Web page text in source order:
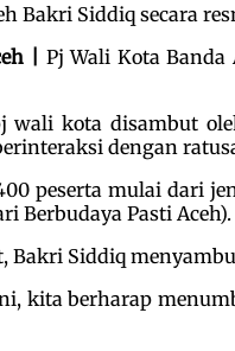
Bakri Siddiq secara
|
Pj Wali Kota Banda
wali kota disambut
dengan
peserta mulai dari
Berbudaya Pasti Aceh).
Bakri Siddiq
kita berharap